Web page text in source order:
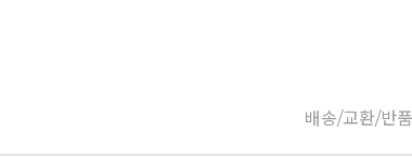
배송/교환/반품